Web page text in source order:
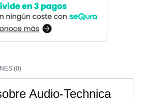
(0)
Audio-Technica